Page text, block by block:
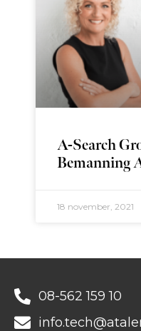
A-Search
Bemanning
18 november, 2021
08-562 159 10